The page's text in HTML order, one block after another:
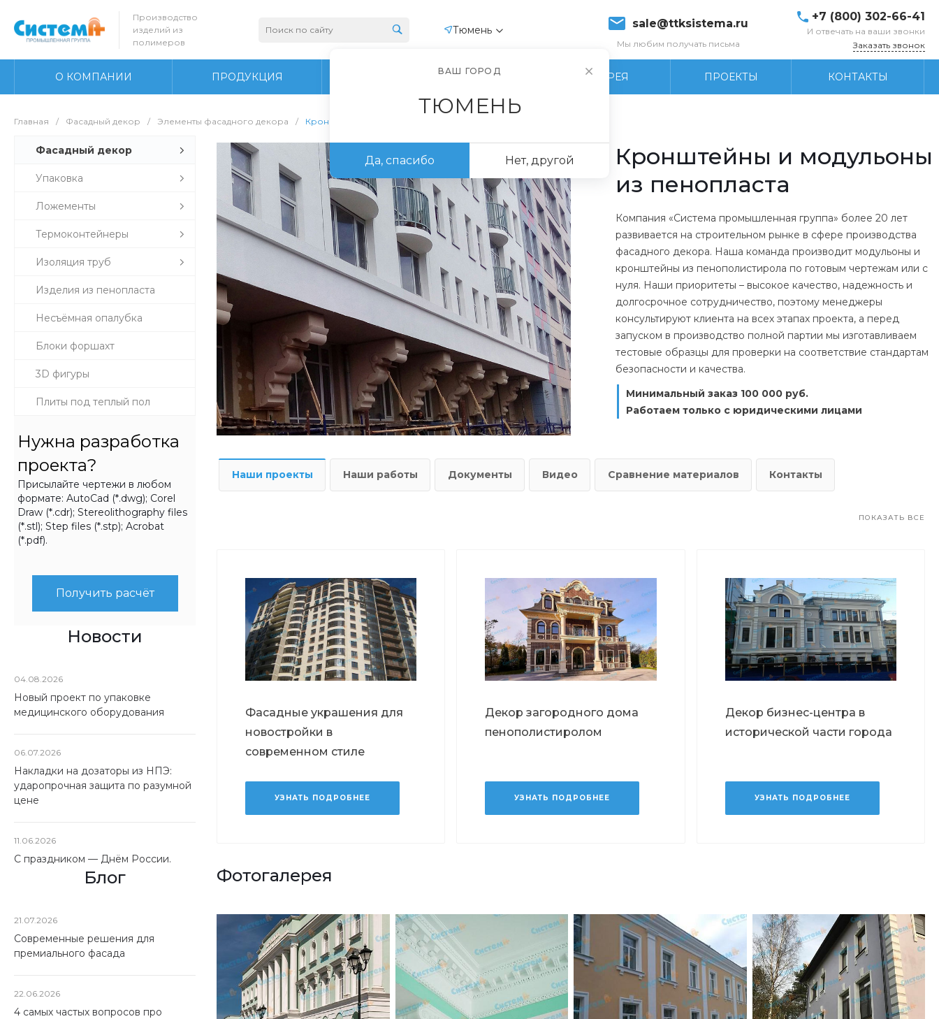
Производство
изделий из
полимеров
Тюмень sale@ttksistema.ru
Мы любим получать письма
+7 (800) 302-66-41
И отвечать на ваши звонки
Заказать звонок
О КОМПАНИИ ПРОДУКЦИЯ ПРОИЗВОДСТВО ФОТОГАЛЕРЕЯ ПРОЕКТЫ КОНТАКТЫ
Главная / Фасадный декор / Элементы фасадного декора / Кронштейны и модульоны из пенопласта
Фасадный декор
Упаковка
Ложементы
Термоконтейнеры
Изоляция труб
Изделия из пенопласта
Несъёмная опалубка
Блоки форшахт
3D фигуры
Плиты под теплый пол
Нужна разработка
проекта?
Присылайте чертежи в любом
формате: AutoCad (*.dwg); Corel
Draw (*.cdr); Stereolithography files
(*.stl); Step files (*.stp); Acrobat
(*.pdf).
Получить расчёт
Новости
04.08.2026
Новый проект по упаковке
медицинского оборудования
06.07.2026
Накладки на дозаторы из НПЭ:
ударопрочная защита по разумной
цене
11.06.2026
С праздником — Днём России.
Блог
21.07.2026
Современные решения для
премиального фасада
22.06.2026
4 самых частых вопросов про
Кронштейны и модульоны
из пенопласта
Компания «Система промышленная группа» более 20 лет
развивается на строительном рынке в сфере производства
фасадного декора. Наша команда производит модульоны и
кронштейны из пенополистирола по готовым чертежам или с
нуля. Наши приоритеты – высокое качество, надежность и
долгосрочное сотрудничество, поэтому менеджеры
консультируют клиента на всех этапах проекта, а перед
запуском в производство полной партии мы изготавливаем
тестовые образцы для проверки на соответствие стандартам
безопасности и качества.
Минимальный заказ 100 000 руб.
Работаем только с юридическими лицами
Наши проекты Наши работы Документы Видео Сравнение материалов Контакты
ПОКАЗАТЬ ВСЕ
Фасадные украшения для
новостройки в
современном стиле
УЗНАТЬ ПОДРОБНЕЕ
Декор загородного дома
пенополистиролом
УЗНАТЬ ПОДРОБНЕЕ
Декор бизнес-центра в
исторической части города
УЗНАТЬ ПОДРОБНЕЕ
Фотогалерея
ВАШ ГОРОД
ТЮМЕНЬ
Да, спасибо Нет, другой